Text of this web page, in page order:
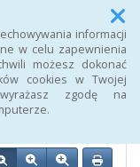
informacji
w celu zapewnienia
możesz dokonać
cookies w Twojej
zgodę na
Menu
z